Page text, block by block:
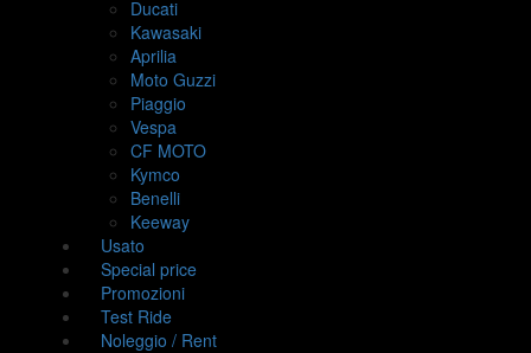
Ducati
Kawasaki
Aprilia
Moto Guzzi
Piaggio
Vespa
CF MOTO
Kymco
Benelli
Keeway
Usato
Special price
Promozioni
Test Ride
Noleggio / Rent